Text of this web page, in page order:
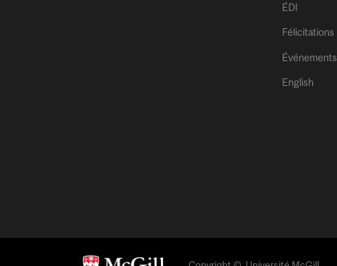
ÉDI
Félicitations
Événements
English